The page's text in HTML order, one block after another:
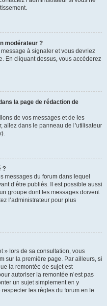
modérateur ?
à signaler et vous devriez
En cliquant dessus, vous accéderez
la page de rédaction de
de vos messages et de les
allez dans le panneau de l’utilisateur
).
?
messages du forum dans lequel
d’être publiés. Il est possible aussi
groupe dont les messages doivent
l’administrateur pour plus
» lors de sa consultation, vous
sur la première page. Par ailleurs, si
la remontée de sujet est
autoriser la remontée n’est pas
un sujet simplement en y
les règles du forum en le